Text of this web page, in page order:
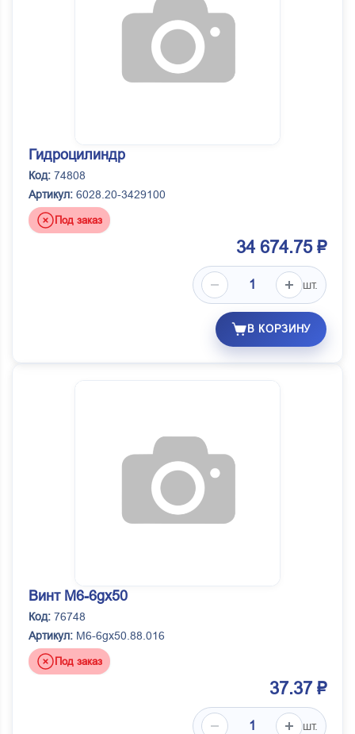
Гидроцилиндр
Код: 74808
Артикул: 6028.20-3429100
Под заказ
34 674.75 ₽
шт.
В КОРЗИНУ
Винт М6-6gх50
Код: 76748
Артикул: М6-6gх50.88.016
Под заказ
37.37 ₽
шт.